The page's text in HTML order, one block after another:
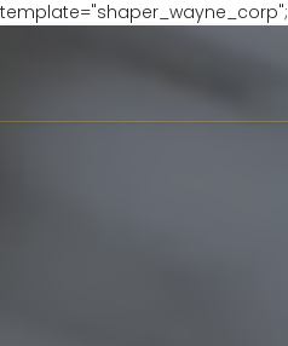
template="shaper_wayne_corp";